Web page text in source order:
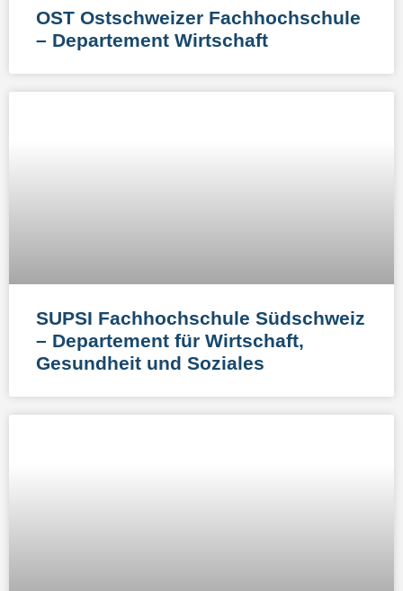
OST Ostschweizer Fachhochschule
– Departement Wirtschaft
SUPSI Fachhochschule Südschweiz
– Departement für Wirtschaft,
Gesundheit und Soziales